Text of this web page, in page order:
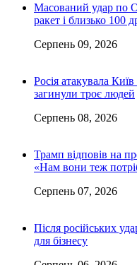
Масований удар по
ракет і близько 100
Серпень 09, 2026
Росія атакувала
загинули троє людей
Серпень 08, 2026
Трамп відповів на
«Нам вони теж
Серпень 07, 2026
Після російських
для бізнесу